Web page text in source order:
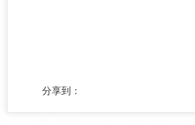
分享到：